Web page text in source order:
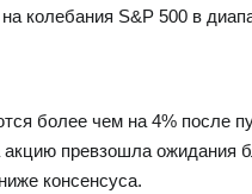
колебания S&P 500 в
более чем на 4% после
акцию превзошла
консенсуса.